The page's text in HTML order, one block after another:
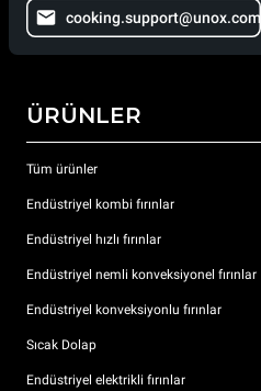
cooking.support@unox.com
ÜRÜNLER
Tüm ürünler
Endüstriyel kombi fırınlar
Endüstriyel hızlı fırınlar
Endüstriyel nemli konveksiyonel fırınlar
Endüstriyel konveksiyonlu fırınlar
Sıcak Dolap
Endüstriyel elektrikli fırınlar